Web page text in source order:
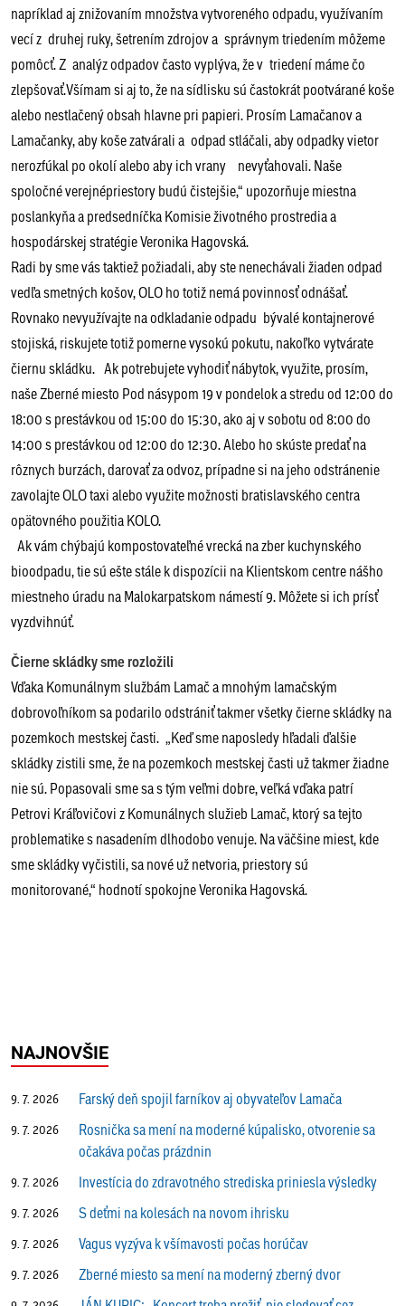
napríklad aj znižovaním množstva vytvoreného odpadu, využívaním
vecí z druhej ruky, šetrením zdrojov a správnym triedením môžeme
pomôcť. Z analýz odpadov často vyplýva, že v triedení máme čo
zlepšovať.Všímam si aj to, že na sídlisku sú častokrát pootvárané koše
alebo nestlačený obsah hlavne pri papieri. Prosím Lamačanov a
Lamačanky, aby koše zatvárali a odpad stláčali, aby odpadky vietor
nerozfúkal po okolí alebo aby ich vrany nevyťahovali. Naše
spoločné verejnépriestory budú čistejšie,“ upozorňuje miestna
poslankyňa a predsedníčka Komisie životného prostredia a
hospodárskej stratégie Veronika Hagovská.
Radi by sme vás taktiež požiadali, aby ste nenechávali žiaden odpad
vedľa smetných košov, OLO ho totiž nemá povinnosť odnášať.
Rovnako nevyužívajte na odkladanie odpadu bývalé kontajnerové
stojiská, riskujete totiž pomerne vysokú pokutu, nakoľko vytvárate
čiernu skládku. Ak potrebujete vyhodiť nábytok, využite, prosím,
naše Zberné miesto Pod násypom 19 v pondelok a stredu od 12:00 do
18:00 s prestávkou od 15:00 do 15:30, ako aj v sobotu od 8:00 do
14:00 s prestávkou od 12:00 do 12:30. Alebo ho skúste predať na
rôznych burzách, darovať za odvoz, prípadne si na jeho odstránenie
zavolajte OLO taxi alebo využite možnosti bratislavského centra
opätovného použitia KOLO.
Ak vám chýbajú kompostovateľné vrecká na zber kuchynského
bioodpadu, tie sú ešte stále k dispozícii na Klientskom centre nášho
miestneho úradu na Malokarpatskom námestí 9. Môžete si ich prísť
vyzdvihnúť.
Čierne skládky sme rozložili
Vďaka Komunálnym službám Lamač a mnohým lamačským
dobrovoľníkom sa podarilo odstrániť takmer všetky čierne skládky na
pozemkoch mestskej časti. „Keď sme naposledy hľadali ďalšie
skládky zistili sme, že na pozemkoch mestskej časti už takmer žiadne
nie sú. Popasovali sme sa s tým veľmi dobre, veľká vďaka patrí
Petrovi Kráľovičovi z Komunálnych služieb Lamač, ktorý sa tejto
problematike s nasadením dlhodobo venuje. Na väčšine miest, kde
sme skládky vyčistili, sa nové už netvoria, priestory sú
monitorované,“ hodnotí spokojne Veronika Hagovská.
NAJNOVŠIE
9. 7. 2026 Farský deň spojil farníkov aj obyvateľov Lamača
9. 7. 2026
Rosnička sa mení na moderné kúpalisko, otvorenie sa
očakáva počas prázdnin
9. 7. 2026 Investícia do zdravotného strediska priniesla výsledky
9. 7. 2026 S deťmi na kolesách na novom ihrisku
9. 7. 2026 Vagus vyzýva k všímavosti počas horúčav
9. 7. 2026 Zberné miesto sa mení na moderný zberný dvor